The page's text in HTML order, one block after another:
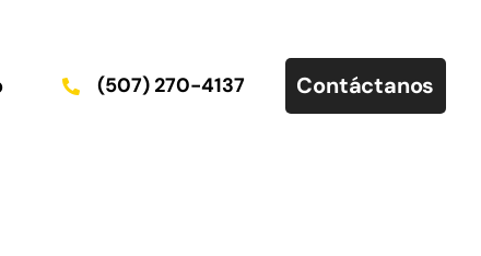
(507) 270-4137 Contáctanos